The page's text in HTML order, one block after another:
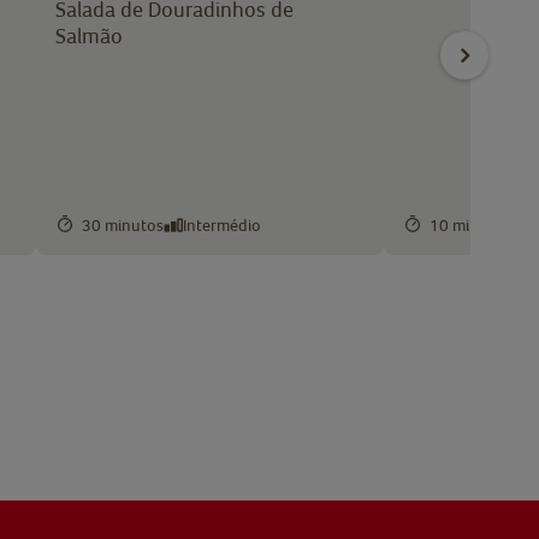
Salada de Douradinhos de
Salmão
30 minutos Intermédio 10 minutos